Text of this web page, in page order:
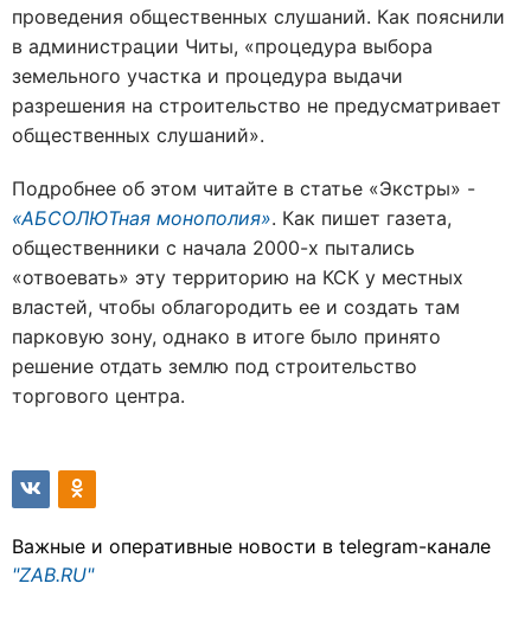
проведения общественных слушаний. Как пояснили
в администрации Читы, «процедура выбора
земельного участка и процедура выдачи
разрешения на строительство не предусматривает
общественных слушаний».
Подробнее об этом читайте в статье «Экстры» -
«АБСОЛЮТная монополия». Как пишет газета,
общественники с начала 2000-х пытались
«отвоевать» эту территорию на КСК у местных
властей, чтобы облагородить ее и создать там
парковую зону, однако в итоге было принято
решение отдать землю под строительство
торгового центра.
Важные и оперативные новости в telegram-канале
"ZAB.RU"